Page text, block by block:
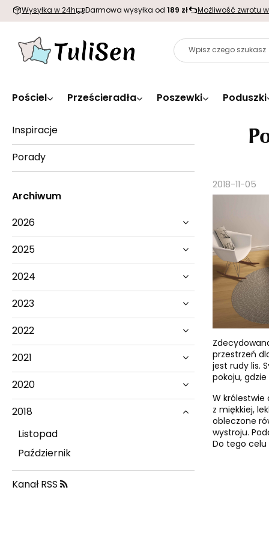
Wysyłka w 24h Darmowa wysyłka od 189 zł Możliwość zwrotu
Pościel Prześcieradła Poszewki Poduszki
Inspiracje
Porady
Archiwum
2026
2025
2024
2023
2022
2021
2020
2018
Listopad
Październik
Kanał RSS
2018-11-05
przestrzeń
jest rudy lis.
pokoju,
W królestwie
z miękkiej,
obleczone
wystroju.
Do tego celu